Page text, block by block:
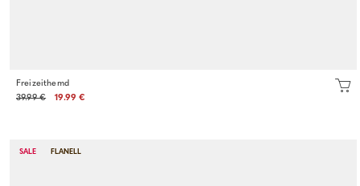
Freizeithemd
39.99 €
19.99 €
SALE FLANELL